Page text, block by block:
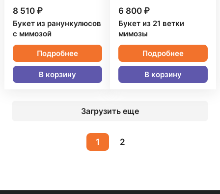
8 510 ₽
Букет из ранункулюсов
с мимозой
Подробнее
В корзину
6 800 ₽
Букет из 21 ветки
мимозы
Подробнее
В корзину
Загрузить еще
1 2